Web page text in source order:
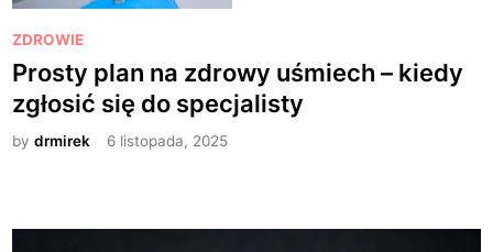
P
o
t
e
ZDROWIE
Prosty plan na zdrowy uśmiech – kiedy
zgłosić się do specjalisty
bydrmirek 6 listopada, 2025